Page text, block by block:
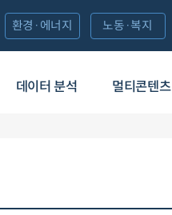
데이터 분석 멀티콘텐츠
환경·에너지 노동·복지